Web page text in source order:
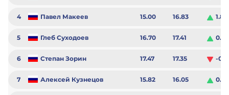
4 Павел Макеев 15.00 16.83 1.83
5 Глеб Суходоев 16.70 17.41 0.71
6 Степан Зорин 17.47 17.35 -
7 Алексей Кузнецов 15.82 16.05 0.23